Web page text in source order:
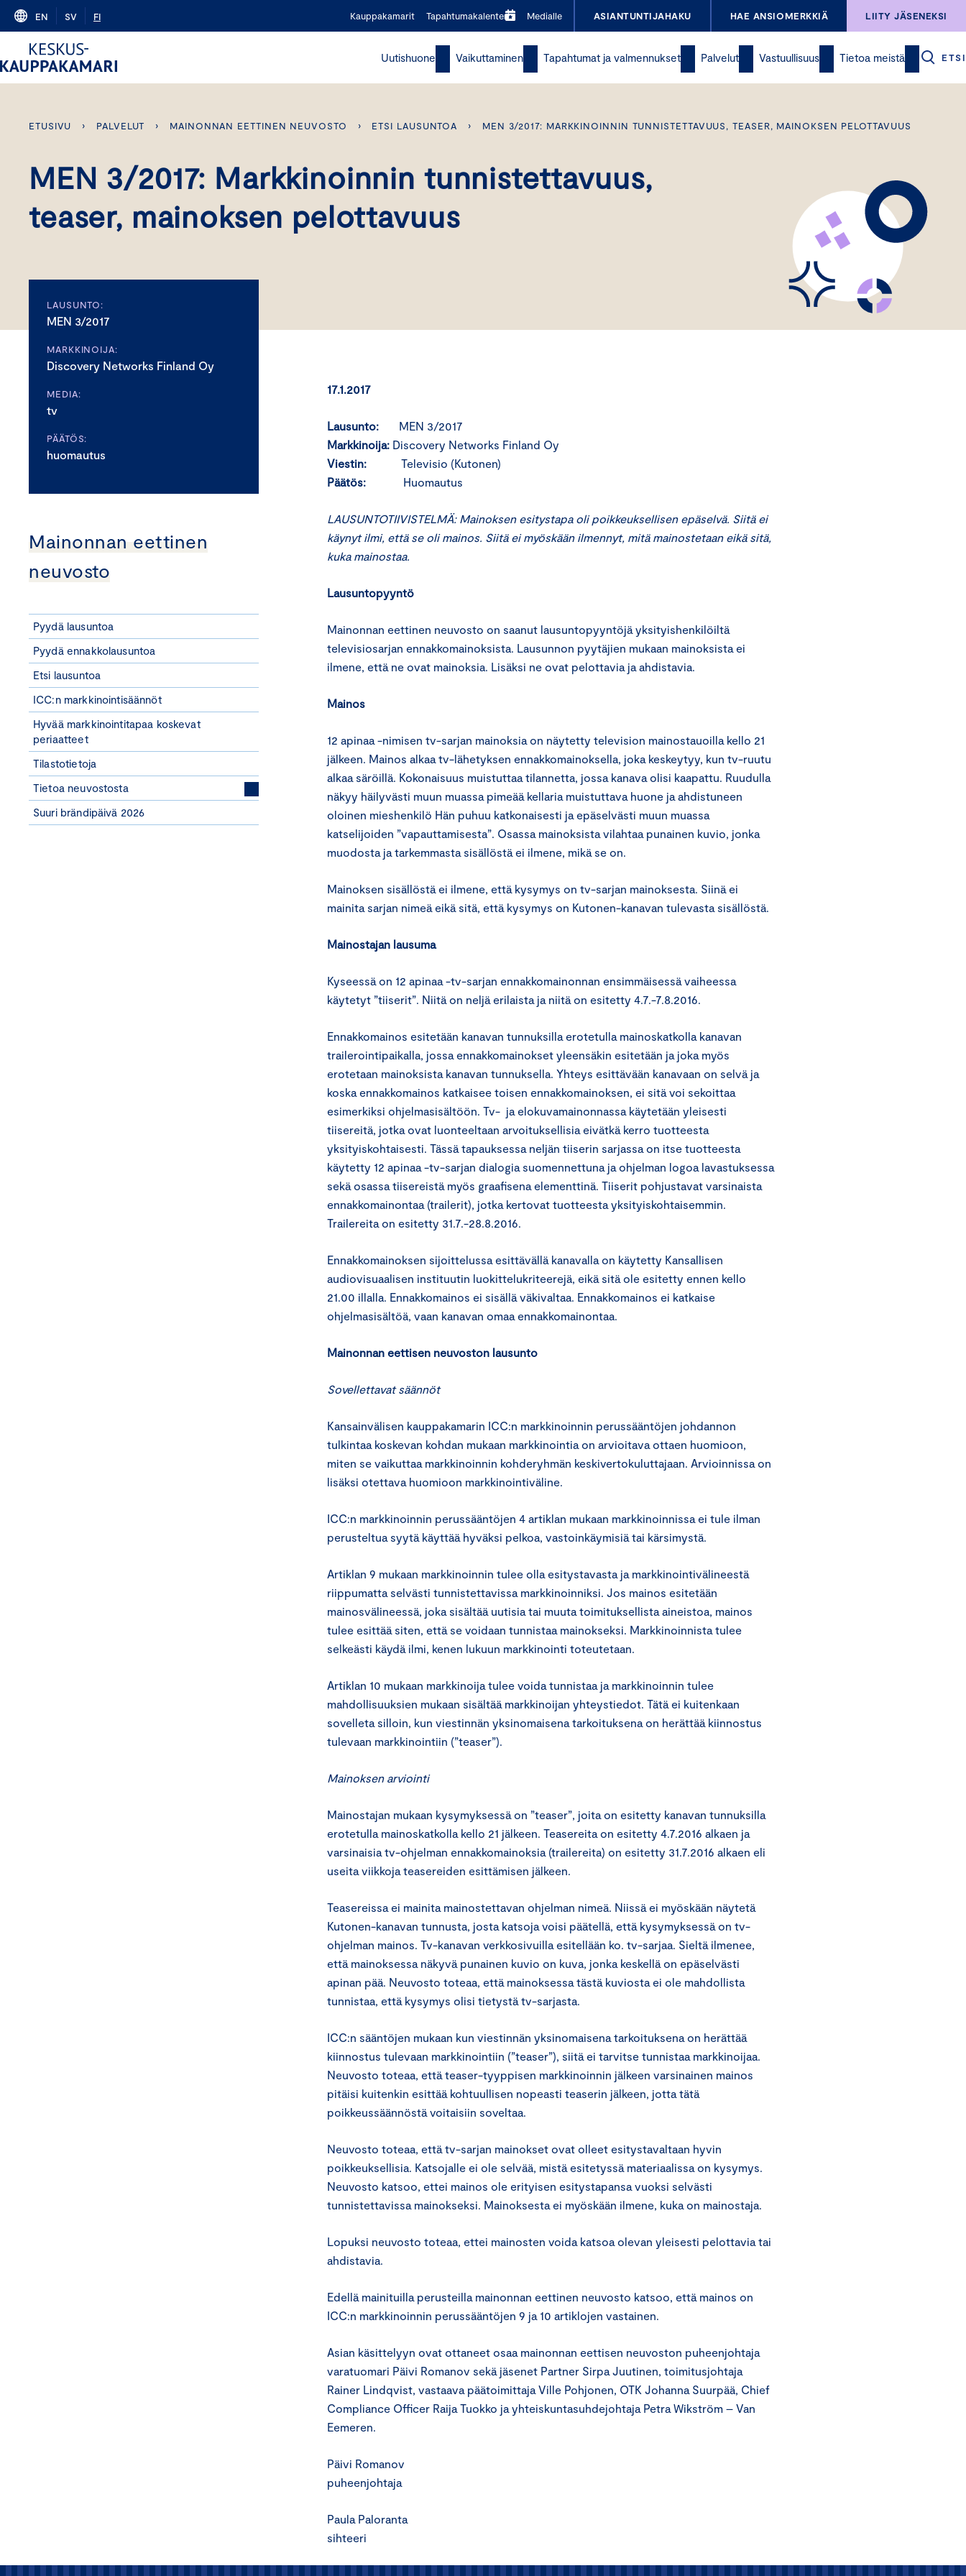
Skip
content
EN SV FI Kauppakamarit Tapahtumakalenteri Medialle ASIANTUNTIJAHAKU HAE ANSIOMERKKIÄ LIITY JÄSENEKSI
Uutishuone Vaikuttaminen Tapahtumat ja valmennukset Palvelut Vastuullisuus Tietoa meistä ETSI
ETUSIVU › PALVELUT › MAINONNAN EETTINEN NEUVOSTO › ETSI LAUSUNTOA › MEN 3/2017: MARKKINOINNIN TUNNISTETTAVUUS, TEASER, MAINOKSEN PELOTTAVUUS
MEN 3/2017: Markkinoinnin tunnistettavuus,
teaser, mainoksen pelottavuus
LAUSUNTO:
MEN 3/2017
MARKKINOIJA:
Discovery Networks Finland Oy
MEDIA:
tv
PÄÄTÖS:
huomautus
Mainonnan eettinen
neuvosto
Pyydä lausuntoa
Pyydä ennakkolausuntoa
Etsi lausuntoa
ICC:n markkinointisäännöt
Hyvää markkinointitapaa koskevat
periaatteet
Tilastotietoja
Tietoa neuvostosta
Suuri brändipäivä 2026
17.1.2017
Lausunto: MEN 3/2017
Markkinoija: Discovery Networks Finland Oy
Viestin: Televisio (Kutonen)
Päätös:
Huomautus
LAUSUNTOTIIVISTELMÄ: Mainoksen esitystapa oli poikkeuksellisen epäselvä. Siitä ei
käynyt ilmi, että se oli mainos. Siitä ei myöskään ilmennyt, mitä mainostetaan eikä sitä,
kuka mainostaa.
Lausuntopyyntö
Mainonnan eettinen neuvosto on saanut lausuntopyyntöjä yksityishenkilöiltä
televisiosarjan ennakkomainoksista. Lausunnon pyytäjien mukaan mainoksista ei
ilmene, että ne ovat mainoksia. Lisäksi ne ovat pelottavia ja ahdistavia.
Mainos
12 apinaa -nimisen tv-sarjan mainoksia on näytetty television mainostauoilla kello 21
jälkeen. Mainos alkaa tv-lähetyksen ennakkomainoksella, joka keskeytyy, kun tv-ruutu
alkaa säröillä. Kokonaisuus muistuttaa tilannetta, jossa kanava olisi kaapattu. Ruudulla
näkyy häilyvästi muun muassa pimeää kellaria muistuttava huone ja ahdistuneen
oloinen mieshenkilö Hän puhuu katkonaisesti ja epäselvästi muun muassa
katselijoiden ”vapauttamisesta”. Osassa mainoksista vilahtaa punainen kuvio, jonka
muodosta ja tarkemmasta sisällöstä ei ilmene, mikä se on.
Mainoksen sisällöstä ei ilmene, että kysymys on tv-sarjan mainoksesta. Siinä ei
mainita sarjan nimeä eikä sitä, että kysymys on Kutonen-kanavan tulevasta sisällöstä.
Mainostajan lausuma
Kyseessä on 12 apinaa -tv-sarjan ennakkomainonnan ensimmäisessä vaiheessa
käytetyt ”tiiserit”. Niitä on neljä erilaista ja niitä on esitetty 4.7.-7.8.2016.
Ennakkomainos esitetään kanavan tunnuksilla erotetulla mainoskatkolla kanavan
trailerointipaikalla, jossa ennakkomainokset yleensäkin esitetään ja joka myös
erotetaan mainoksista kanavan tunnuksella. Yhteys esittävään kanavaan on selvä ja
koska ennakkomainos katkaisee toisen ennakkomainoksen, ei sitä voi sekoittaa
esimerkiksi ohjelmasisältöön. Tv- ja elokuvamainonnassa käytetään yleisesti
tiisereitä, jotka ovat luonteeltaan arvoituksellisia eivätkä kerro tuotteesta
yksityiskohtaisesti. Tässä tapauksessa neljän tiiserin sarjassa on itse tuotteesta
käytetty 12 apinaa -tv-sarjan dialogia suomennettuna ja ohjelman logoa lavastuksessa
sekä osassa tiisereistä myös graafisena elementtinä. Tiiserit pohjustavat varsinaista
ennakkomainontaa (trailerit), jotka kertovat tuotteesta yksityiskohtaisemmin.
Trailereita on esitetty 31.7.-28.8.2016.
Ennakkomainoksen sijoittelussa esittävällä kanavalla on käytetty Kansallisen
audiovisuaalisen instituutin luokittelukriteerejä, eikä sitä ole esitetty ennen kello
21.00 illalla. Ennakkomainos ei sisällä väkivaltaa. Ennakkomainos ei katkaise
ohjelmasisältöä, vaan kanavan omaa ennakkomainontaa.
Mainonnan eettisen neuvoston lausunto
Sovellettavat säännöt
Kansainvälisen kauppakamarin ICC:n markkinoinnin perussääntöjen johdannon
tulkintaa koskevan kohdan mukaan markkinointia on arvioitava ottaen huomioon,
miten se vaikuttaa markkinoinnin kohderyhmän keskivertokuluttajaan. Arvioinnissa on
lisäksi otettava huomioon markkinointiväline.
ICC:n markkinoinnin perussääntöjen 4 artiklan mukaan markkinoinnissa ei tule ilman
perusteltua syytä käyttää hyväksi pelkoa, vastoinkäymisiä tai kärsimystä.
Artiklan 9 mukaan markkinoinnin tulee olla esitystavasta ja markkinointivälineestä
riippumatta selvästi tunnistettavissa markkinoinniksi. Jos mainos esitetään
mainosvälineessä, joka sisältää uutisia tai muuta toimituksellista aineistoa, mainos
tulee esittää siten, että se voidaan tunnistaa mainokseksi. Markkinoinnista tulee
selkeästi käydä ilmi, kenen lukuun markkinointi toteutetaan.
Artiklan 10 mukaan markkinoija tulee voida tunnistaa ja markkinoinnin tulee
mahdollisuuksien mukaan sisältää markkinoijan yhteystiedot. Tätä ei kuitenkaan
sovelleta silloin, kun viestinnän yksinomaisena tarkoituksena on herättää kiinnostus
tulevaan markkinointiin (”teaser”).
Mainoksen arviointi
Mainostajan mukaan kysymyksessä on ”teaser”, joita on esitetty kanavan tunnuksilla
erotetulla mainoskatkolla kello 21 jälkeen. Teasereita on esitetty 4.7.2016 alkaen ja
varsinaisia tv-ohjelman ennakkomainoksia (trailereita) on esitetty 31.7.2016 alkaen eli
useita viikkoja teasereiden esittämisen jälkeen.
Teasereissa ei mainita mainostettavan ohjelman nimeä. Niissä ei myöskään näytetä
Kutonen-kanavan tunnusta, josta katsoja voisi päätellä, että kysymyksessä on tv-
ohjelman mainos. Tv-kanavan verkkosivuilla esitellään ko. tv-sarjaa. Sieltä ilmenee,
että mainoksessa näkyvä punainen kuvio on kuva, jonka keskellä on epäselvästi
apinan pää. Neuvosto toteaa, että mainoksessa tästä kuviosta ei ole mahdollista
tunnistaa, että kysymys olisi tietystä tv-sarjasta.
ICC:n sääntöjen mukaan kun viestinnän yksinomaisena tarkoituksena on herättää
kiinnostus tulevaan markkinointiin (”teaser”), siitä ei tarvitse tunnistaa markkinoijaa.
Neuvosto toteaa, että teaser-tyyppisen markkinoinnin jälkeen varsinainen mainos
pitäisi kuitenkin esittää kohtuullisen nopeasti teaserin jälkeen, jotta tätä
poikkeussäännöstä voitaisiin soveltaa.
Neuvosto toteaa, että tv-sarjan mainokset ovat olleet esitystavaltaan hyvin
poikkeuksellisia. Katsojalle ei ole selvää, mistä esitetyssä materiaalissa on kysymys.
Neuvosto katsoo, ettei mainos ole erityisen esitystapansa vuoksi selvästi
tunnistettavissa mainokseksi. Mainoksesta ei myöskään ilmene, kuka on mainostaja.
Lopuksi neuvosto toteaa, ettei mainosten voida katsoa olevan yleisesti pelottavia tai
ahdistavia.
Edellä mainituilla perusteilla mainonnan eettinen neuvosto katsoo, että mainos on
ICC:n markkinoinnin perussääntöjen 9 ja 10 artiklojen vastainen.
Asian käsittelyyn ovat ottaneet osaa mainonnan eettisen neuvoston puheenjohtaja
varatuomari Päivi Romanov sekä jäsenet Partner Sirpa Juutinen, toimitusjohtaja
Rainer Lindqvist, vastaava päätoimittaja Ville Pohjonen, OTK Johanna Suurpää, Chief
Compliance Officer Raija Tuokko ja yhteiskuntasuhdejohtaja Petra Wikström – Van
Eemeren.
Päivi Romanov
puheenjohtaja
Paula Paloranta
sihteeri